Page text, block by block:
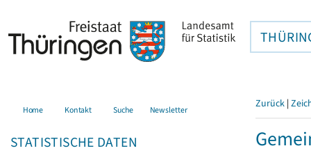
Home Kontakt Suche Newsletter
STATISTISCHE DATEN
Zurück |